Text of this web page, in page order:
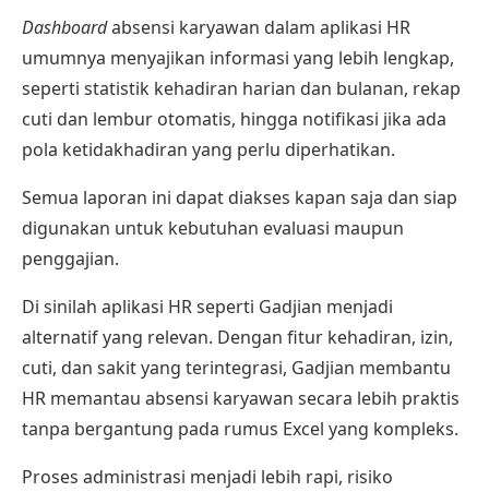
Dashboardabsensi karyawan dalam aplikasi HR
umumnya menyajikan informasi yang lebih lengkap,
seperti statistik kehadiran harian dan bulanan, rekap
cuti dan lembur otomatis, hingga notifikasi jika ada
pola ketidakhadiran yang perlu diperhatikan.
Semua laporan ini dapat diakses kapan saja dan siap
digunakan untuk kebutuhan evaluasi maupun
penggajian.
Di sinilah aplikasi HRseperti Gadjian menjadi
alternatif yang relevan. Dengan fitur kehadiran, izin,
cuti, dan sakit yang terintegrasi, Gadjian membantu
HR memantau absensi karyawan secara lebih praktis
tanpa bergantung pada rumus Excel yang kompleks.
Proses administrasi menjadi lebih rapi, risiko